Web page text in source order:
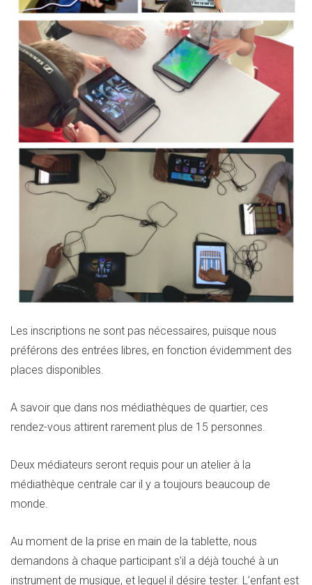
Les inscriptions ne sont pas nécessaires, puisque nous
préférons des entrées libres, en fonction évidemment des
places disponibles.
A savoir que dans nos médiathèques de quartier, ces
rendez-vous attirent rarement plus de 15 personnes.
Deux médiateurs seront requis pour un atelier à la
médiathèque centrale car il y a toujours beaucoup de
monde.
Au moment de la prise en main de la tablette, nous
demandons à chaque participant s’il a déjà touché à un
instrument de musique, et lequel il désire tester. L’enfant est